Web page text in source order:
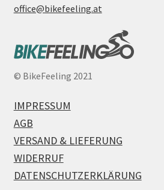
office@bikefeeling.at
© BikeFeeling 2021
IMPRESSUM
AGB
VERSAND & LIEFERUNG
WIDERRUF
DATENSCHUTZERKLÄRUNG